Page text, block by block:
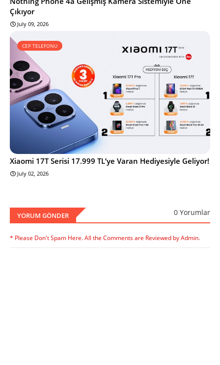
Çıkıyor
July 09, 2026
CEP TELEFONU
Xiaomi 17T Serisi 17.999 TL’ye Varan Hediyesiyle Geliyor!
July 02, 2026
YORUM GÖNDER 0 Yorumlar
* Please Don't Spam Here. All the Comments are Reviewed by Admin.